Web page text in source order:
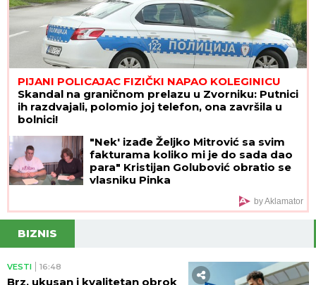
PIJANI POLICAJAC FIZIČKI NAPAO KOLEGINICU
Skandal na graničnom prelazu u Zvorniku: Putnici
ih razdvajali, polomio joj telefon, ona završila u
bolnici!
"Nek' izađe Željko Mitrović sa svim
fakturama koliko mi je do sada dao
para" Kristijan Golubović obratio se
vlasniku Pinka
by Aklamator
BIZNIS
VESTI 16:48
Brz, ukusan i kvalitetan obrok